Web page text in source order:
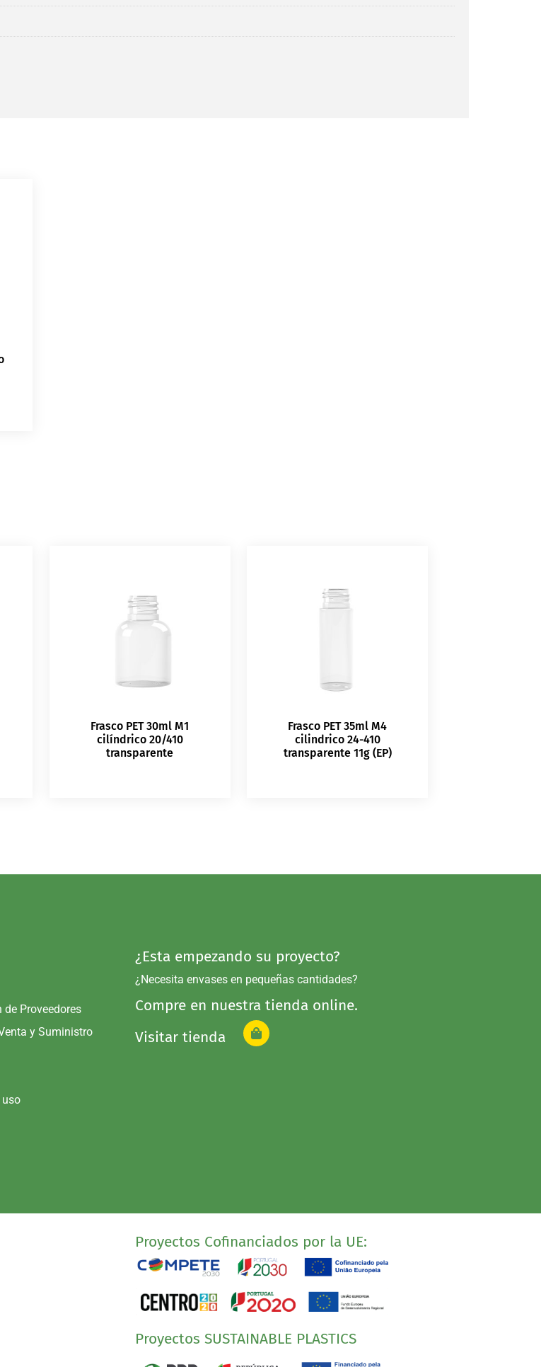
Frasco PET 30ml M1
cilíndrico 20/410
transparente
Frasco PET 35ml M4
cilindrico 24-410
transparente 11g (EP)
Proveedores
y Suministro
uso
¿Esta empezando su proyecto?
¿Necesita envases en pequeñas cantidades?
Compre en nuestra tienda online.
Visitar tienda
Proyectos Cofinanciados por la UE:
Proyectos SUSTAINABLE PLASTICS